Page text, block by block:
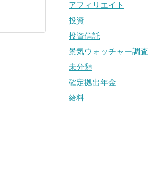
アフィリエイト
投資
投資信託
景気ウォッチャー調査
未分類
確定拠出年金
給料